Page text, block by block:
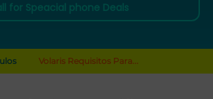
for Speacial phone Deals
Volaris Requisitos Para...